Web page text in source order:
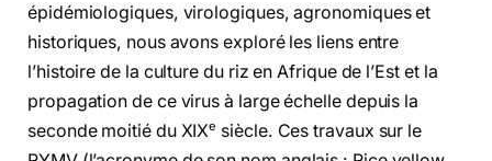
épidémiologiques, virologiques, agronomiques et
historiques, nous avons exploré les liens entre
l’histoire de la culture du riz en Afrique de l’Est et la
propagation de ce virus à large échelle depuis la
seconde moitié du XIXe siècle. Ces travaux sur le